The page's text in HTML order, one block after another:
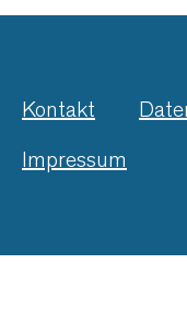
Kontakt
Impressum